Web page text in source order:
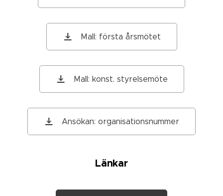
Mall: första årsmötet
Mall: konst. styrelsemöte
Ansökan: organisationsnummer
Länkar